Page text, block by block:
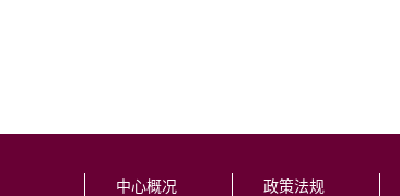
中心概况 政策法规